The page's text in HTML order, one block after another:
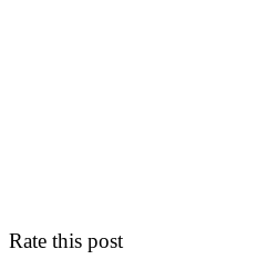
Rate this post